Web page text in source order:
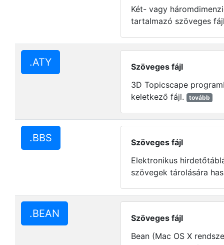
Két- vagy
tartalmazó szöveges
.ATY
Szöveges fájl
3D Topicscape
keletkező fájl.
tovább
.BBS
Szöveges fájl
Elektronikus
szövegek tárolására
.BEAN
Szöveges fájl
Bean (Mac OS X